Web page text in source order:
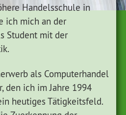
Handelsschule in
ich mich an der
Student mit der
als Computerhandel
den ich im Jahre 1994
heutiges Tätigkeitsfeld.